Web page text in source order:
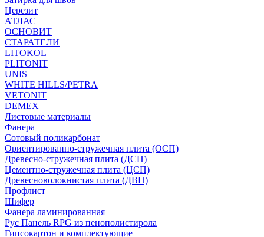
Церезит
АТЛАС
ОСНОВИТ
СТАРАТЕЛИ
LITOKOL
PLITONIT
UNIS
WHITE HILLS/PETRA
VETONIT
DEMEX
Листовые материалы
Фанера
Сотовый поликарбонат
Ориентированно-стружечная плита (ОСП)
Древесно-стружечная плита (ДСП)
Цементно-стружечная плита (ЦСП)
Древесноволокнистая плита (ДВП)
Профлист
Шифер
Фанера ламинированная
Рус Панель RPG из пенополистирола
Гипсокартон и комплектующие